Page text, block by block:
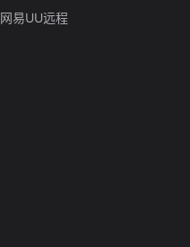
网易UU远程